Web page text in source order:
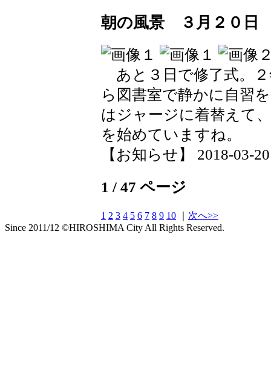
朝の風景 ３月２０日
あと３日で修了式。
ら図書室で静かに自習
はジャージに着替えて
を始めていますね。
【お知らせ】 2018-03-
1 / 47 ページ
1 2 3 4 5 6 7 8 9 10
次へ>>
Since 2011/12 ©HIROSHIMA City All Rights Reserved.